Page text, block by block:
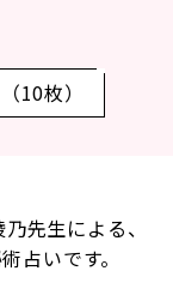
10枚）
先生による、
占いです。